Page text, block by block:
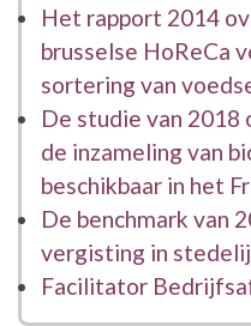
Het rapport 2014
brusselse HoReCa
sortering van
De studie van
de inzameling van
beschikbaar in het
De benchmark van
vergisting in
Facilitator